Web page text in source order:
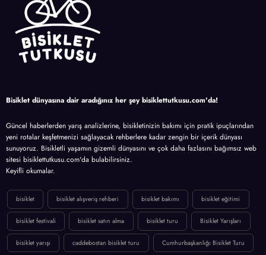
Bisiklet dünyasına dair aradığınız her şey bisiklettutkusu.com'da!
Güncel haberlerden yarış analizlerine, bisikletinizin bakımı için pratik ipuçlarından
yeni rotalar keşfetmenizi sağlayacak rehberlere kadar zengin bir içerik dünyası
sunuyoruz. Bisikletli yaşamın gizemli dünyasını ve çok daha fazlasını bağımsız web
sitesi bisiklettutkusu.com'da bulabilirsiniz.
Keyifli okumalar.
bisiklet bisiklet alışveriş rehberi bisiklet bakımı bisiklet eğitimi
bisiklet festivali bisiklet satın alma bisiklet turu Bisiklet Yarışları
bisiklet yarışı caddebostan bisiklet turu Cumhurbaşkanlığı Bisiklet Turu